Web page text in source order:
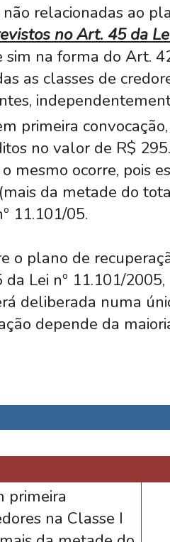
relacionadas ao
no Art. 45 da
sim na forma do Art.
as classes de
primeira
no valor de R$
mesmo ocorre, pois
da metade do
11.101/05.
o plano de
Lei nº 11.101/
deliberada numa
depende da
primeira
na Classe I